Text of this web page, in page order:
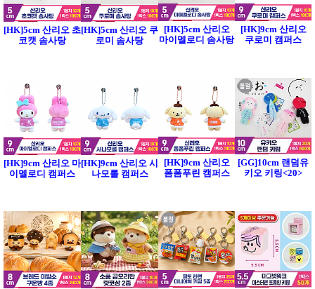
[HK]5cm 산리오 초
코캣 솜사탕
[HK]5cm 산리오 쿠
로미 솜사탕
[HK]5cm 산리오
마이멜로디 솜사탕
[HK]9cm 산리오
쿠로미 캠퍼스
[HK]9cm 산리오 마
이멜로디 캠퍼스
[HK]9cm 산리오 시
나모롤 캠퍼스
[HK]9cm 산리오
폼폼푸린 캠퍼스
[GG]10cm 랜덤유
키오 키링<20>